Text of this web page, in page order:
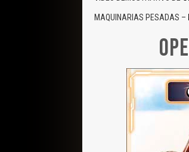
MAQUINARIAS PESADAS –